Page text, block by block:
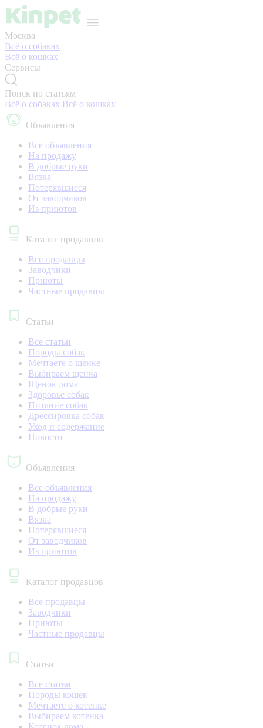
Москва
Всё о собаках
Всё о кошках
Сервисы
Поиск по статьям
Всё о собаках Всё о кошках
Объявления
Все объявления
На продажу
В добрые руки
Вязка
Потерявшиеся
От заводчиков
Из приютов
Каталог продавцов
Все продавцы
Заводчики
Приюты
Частные продавцы
Статьи
Все статьи
Породы собак
Мечтаете о щенке
Выбираем щенка
Щенок дома
Здоровье собак
Питание собак
Дрессировка собак
Уход и содержание
Новости
Объявления
Все объявления
На продажу
В добрые руки
Вязка
Потерявшиеся
От заводчиков
Из приютов
Каталог продавцов
Все продавцы
Заводчики
Приюты
Частные продавцы
Статьи
Все статьи
Породы кошек
Мечтаете о котенке
Выбираем котенка